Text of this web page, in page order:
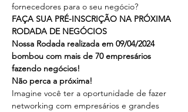
fornecedores para o seu negócio?
FAÇA SUA PRÉ-INSCRIÇÃO NA PRÓXIMA
RODADA DE NEGÓCIOS
Nossa Rodada realizada em 09/04/2024
bombou com mais de 70 empresários
fazendo negócios!
Não perca a próxima!
Imagine você ter a oportunidade de fazer
networking com empresários e grandes